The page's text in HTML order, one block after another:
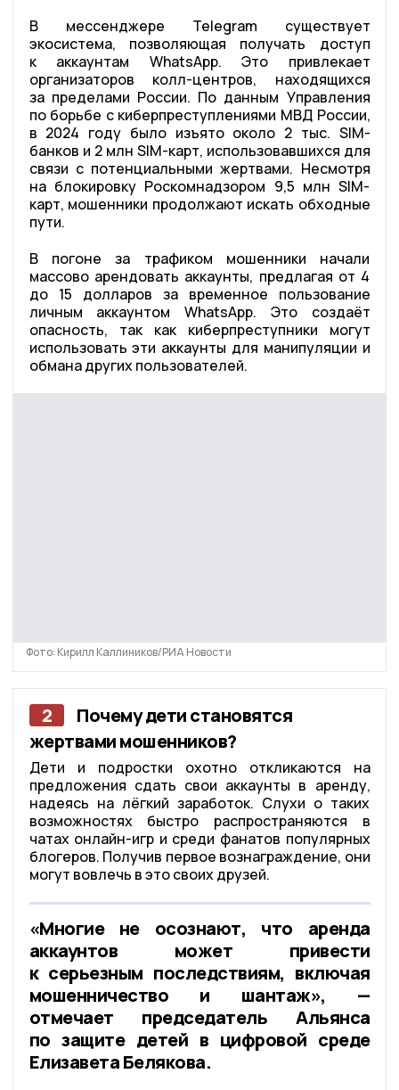
В мессенджере Telegram существует
экосистема, позволяющая получать доступ
к аккаунтам WhatsApp. Это привлекает
организаторов колл-центров, находящихся
за пределами России. По данным Управления
по борьбе с киберпреступлениями МВД России,
в 2024 году было изъято около 2 тыс. SIM-
банков и 2 млн SIM-карт, использовавшихся для
связи с потенциальными жертвами. Несмотря
на блокировку Роскомнадзором 9,5 млн SIM-
карт, мошенники продолжают искать обходные
пути.
В погоне за трафиком мошенники начали
массово арендовать аккаунты, предлагая от 4
до 15 долларов за временное пользование
личным аккаунтом WhatsApp. Это создаёт
опасность, так как киберпреступники могут
использовать эти аккаунты для манипуляции и
обмана других пользователей.
Фото: Кирилл Каллиников/РИА Новости
2
Почему дети становятся
жертвами мошенников?
Дети и подростки охотно откликаются на
предложения сдать свои аккаунты в аренду,
надеясь на лёгкий заработок. Слухи о таких
возможностях быстро распространяются в
чатах онлайн-игр и среди фанатов популярных
блогеров. Получив первое вознаграждение, они
могут вовлечь в это своих друзей.
«Многие не осознают, что аренда
аккаунтов может привести
к серьезным последствиям, включая
мошенничество и шантаж», —
отмечает председатель Альянса
по защите детей в цифровой среде
Елизавета Белякова.